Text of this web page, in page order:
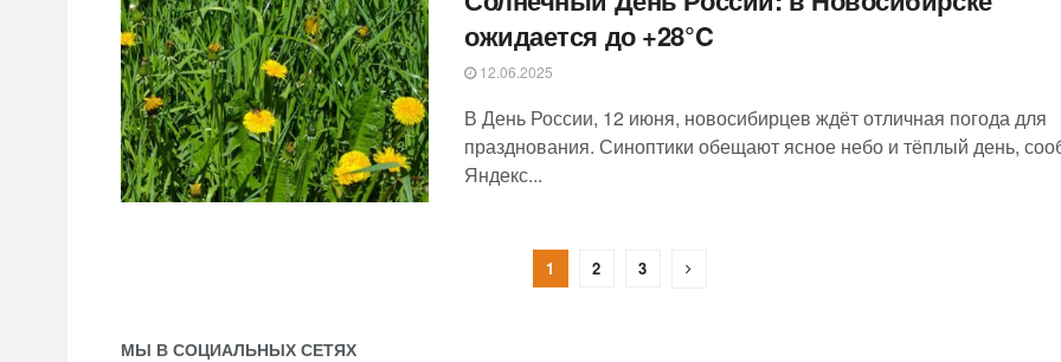
ожидается до +28°C
12.06.2025
В День России, 12 июня, новосибирцев ждёт отличная погода для
празднования. Синоптики обещают ясное небо и тёплый день,
Яндекс...
1 2 3
МЫ В СОЦИАЛЬНЫХ СЕТЯХ